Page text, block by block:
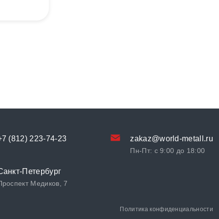
(812) 223-74-23 zakaz@world-metall.ru
Пн-Пт: с 9:00 до 18:00
Петербург
Медиков, 7
Политика конфиденциальности